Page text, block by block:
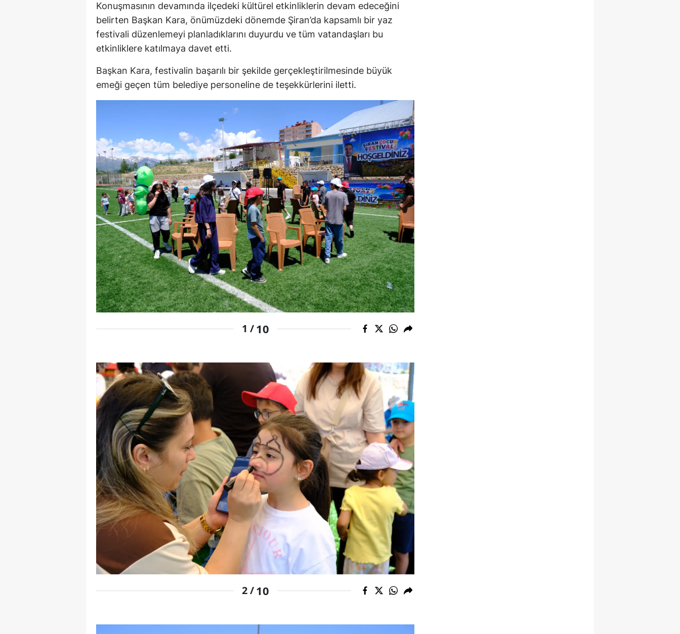
Sinop
Sivas
Tokat
Tunceli
Şanlıurfa
Uşak
Van
Yozgat
Zonguldak
Aksaray
Bayburt
Karaman
Kırıkkale
Batman
Bartın
Ardahan
Iğdır
Yalova
Karabük
Kilis
Osmaniye
Düzce
Konuşmasının devamında ilçedeki kültürel etkinliklerin devam edeceğini
belirten Başkan Kara, önümüzdeki dönemde Şiran’da kapsamlı bir yaz
festivali düzenlemeyi planladıklarını duyurdu ve tüm vatandaşları bu
etkinliklere katılmaya davet etti.
Başkan Kara, festivalin başarılı bir şekilde gerçekleştirilmesinde büyük
emeği geçen tüm belediye personeline de teşekkürlerini iletti.
1 /10
2 /10